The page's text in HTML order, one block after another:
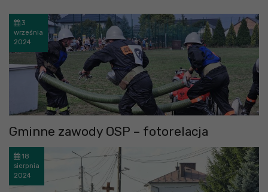
3
września
2024
Gminne zawody OSP – fotorelacja
18
sierpnia
2024